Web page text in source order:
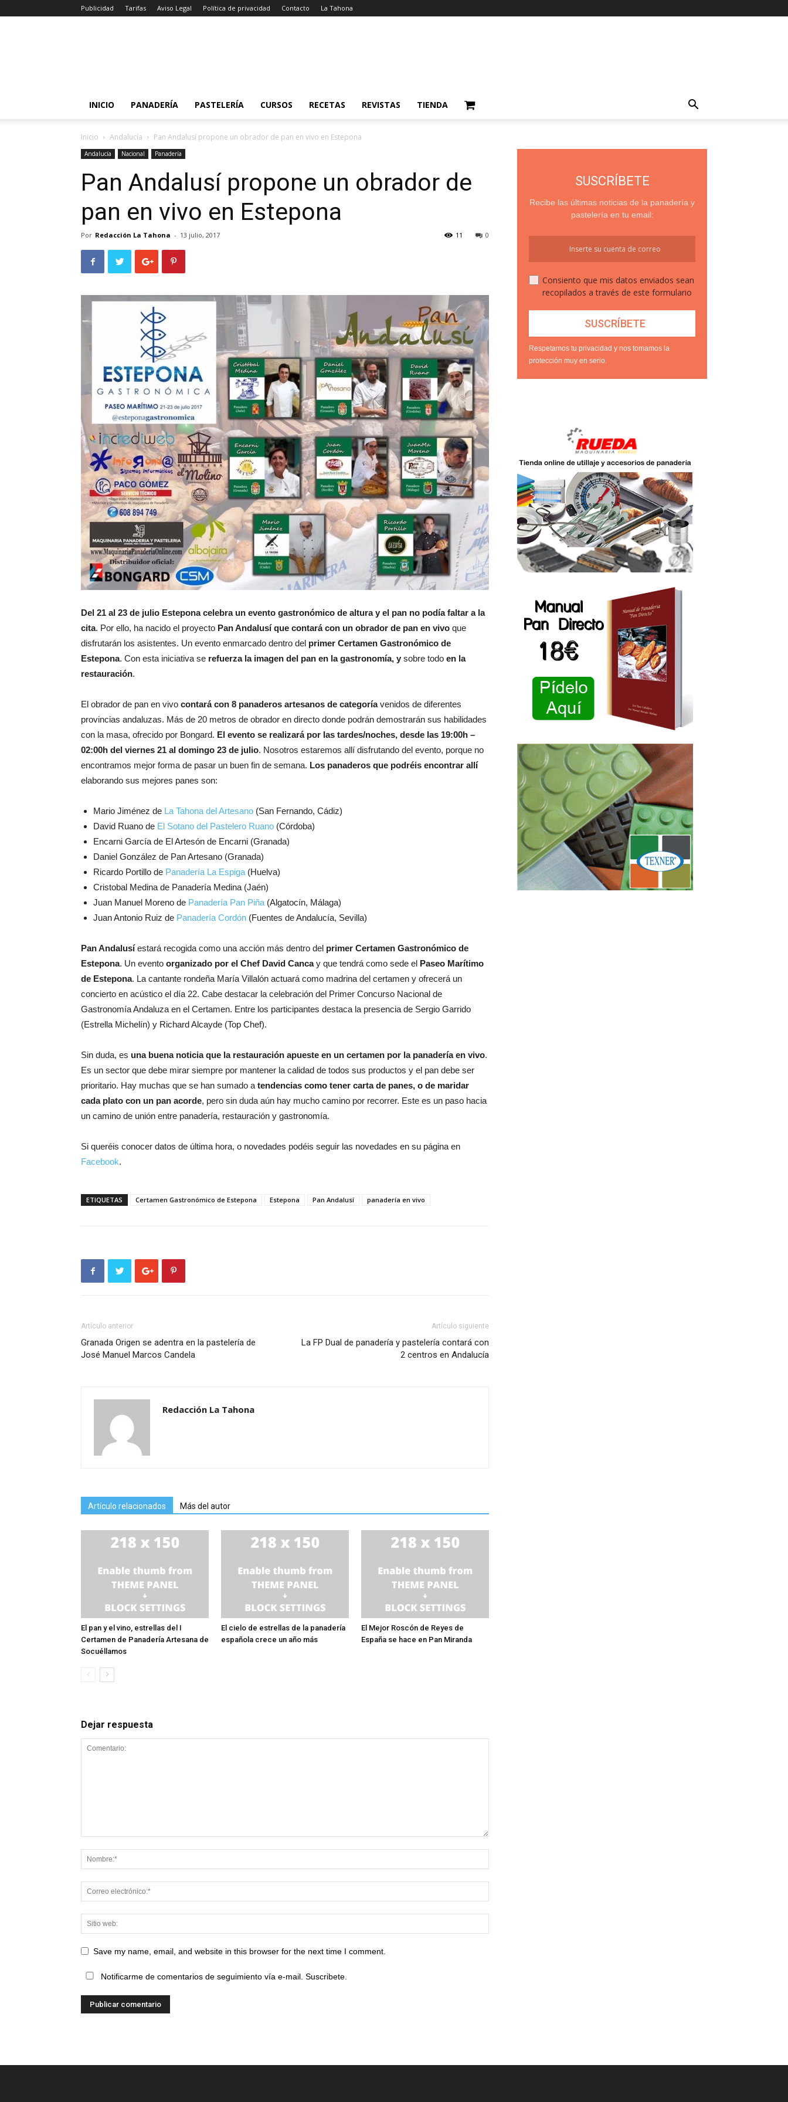
Publicidad Tarifas Aviso Legal Política de privacidad Contacto La Tahona
INICIO PANADERÍA PASTELERÍA CURSOS RECETAS REVISTAS TIENDA
Inicio Andalucía Pan Andalusí propone un obrador de pan en vivo en Estepona
Andalucía Nacional Panadería
Pan Andalusí propone un obrador de
pan en vivo en Estepona
Por Redacción La Tahona - 13 julio, 2017 0
11
Del 21 al 23 de julio Estepona celebra un evento gastronómico de altura y el pan no podía faltar a la
cita. Por ello, ha nacido el proyecto Pan Andalusí que contará con un obrador de pan en vivo que
disfrutarán los asistentes. Un evento enmarcado dentro del primer Certamen Gastronómico de
Estepona. Con esta iniciativa se refuerza la imagen del pan en la gastronomía, y sobre todo en la
restauración.
El obrador de pan en vivo contará con 8 panaderos artesanos de categoríavenidos de diferentes
provincias andaluzas. Más de 20 metros de obrador en directo donde podrán demostrarán sus habilidades
con la masa, ofrecido por Bongard. El evento se realizará por las tardes/noches, desde las 19:00h –
02:00h del viernes 21 al domingo 23 de julio. Nosotros estaremos allí disfrutando del evento, porque no
encontramos mejor forma de pasar un buen fin de semana. Los panaderos que podréis encontrar allí
elaborando sus mejores panes son:
Mario Jiménez de La Tahona del Artesano (San Fernando, Cádiz)
David Ruano de El Sotano del Pastelero Ruano (Córdoba)
Encarni García de El Artesón de Encarni (Granada)
Daniel González de Pan Artesano (Granada)
Ricardo Portillo de Panadería La Espiga (Huelva)
Cristobal Medina de Panadería Medina (Jaén)
Juan Manuel Moreno de Panadería Pan Piña (Algatocín, Málaga)
Juan Antonio Ruiz de Panadería Cordón (Fuentes de Andalucía, Sevilla)
Pan Andalusíestará recogida como una acción más dentro del primer Certamen Gastronómico de
Estepona. Un evento organizado por el Chef David Cancay que tendrá como sede el Paseo Marítimo
de Estepona. La cantante rondeña María Villalón actuará como madrina del certamen y ofrecerá un
concierto en acústico el día 22. Cabe destacar la celebración del Primer Concurso Nacional de
Gastronomía Andaluza en el Certamen. Entre los participantes destaca la presencia de Sergio Garrido
(Estrella Michelín) y Richard Alcayde (Top Chef).
Sin duda, es una buena noticia que la restauración apueste en un certamen por la panadería en vivo.
Es un sector que debe mirar siempre por mantener la calidad de todos sus productos y el pan debe ser
prioritario. Hay muchas que se han sumado a tendencias como tener carta de panes, o de maridar
cada plato con un pan acorde, pero sin duda aún hay mucho camino por recorrer. Este es un paso hacia
un camino de unión entre panadería, restauración y gastronomía.
Si queréis conocer datos de última hora, o novedades podéis seguir las novedades en su página en
Facebook.
ETIQUETAS Certamen Gastronómico de Estepona Estepona Pan Andalusí panadería en vivo
Artículo anterior
Granada Origen se adentra en la pastelería de
José Manuel Marcos Candela
Artículo siguiente
La FP Dual de panadería y pastelería contará con
2 centros en Andalucía
Redacción La Tahona
Artículo relacionados Más del autor
El pan y el vino, estrellas del I
Certamen de Panadería Artesana de
Socuéllamos
El cielo de estrellas de la panadería
española crece un año más
El Mejor Roscón de Reyes de
España se hace en Pan Miranda
Dejar respuesta
Save my name, email, and website in this browser for the next time I comment.
Notificarme de comentarios de seguimiento vía e-mail. Suscribete.
SUSCRÍBETE
Recibe las últimas noticias de la panadería y
pastelería en tu email:
Consiento que mis datos enviados sean
recopilados a través de este formulario
Respetamos tu privacidad y nos tomamos la
protección muy en serio.